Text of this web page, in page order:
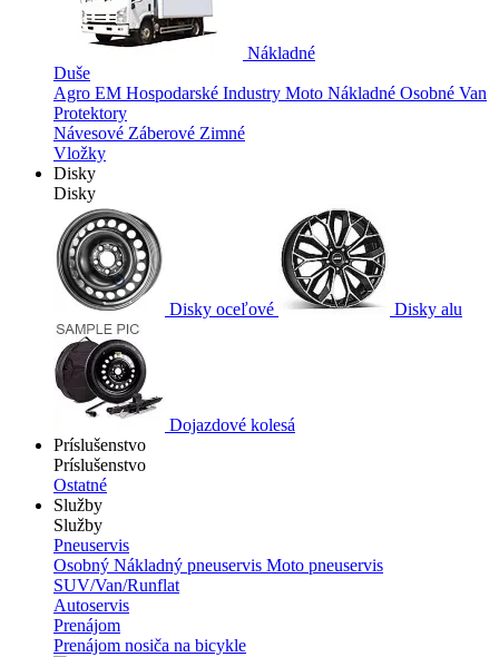
Nákladné
Duše
Agro EM Hospodarské Industry Moto Nákladné Osobné Van
Protektory
Návesové Záberové Zimné
Vložky
Disky
Disky
Disky oceľové Disky alu
Dojazdové kolesá
Príslušenstvo
Príslušenstvo
Ostatné
Služby
Služby
Pneuservis
Osobný Nákladný pneuservis Moto pneuservis
SUV/Van/Runflat
Autoservis
Prenájom
Prenájom nosiča na bicykle